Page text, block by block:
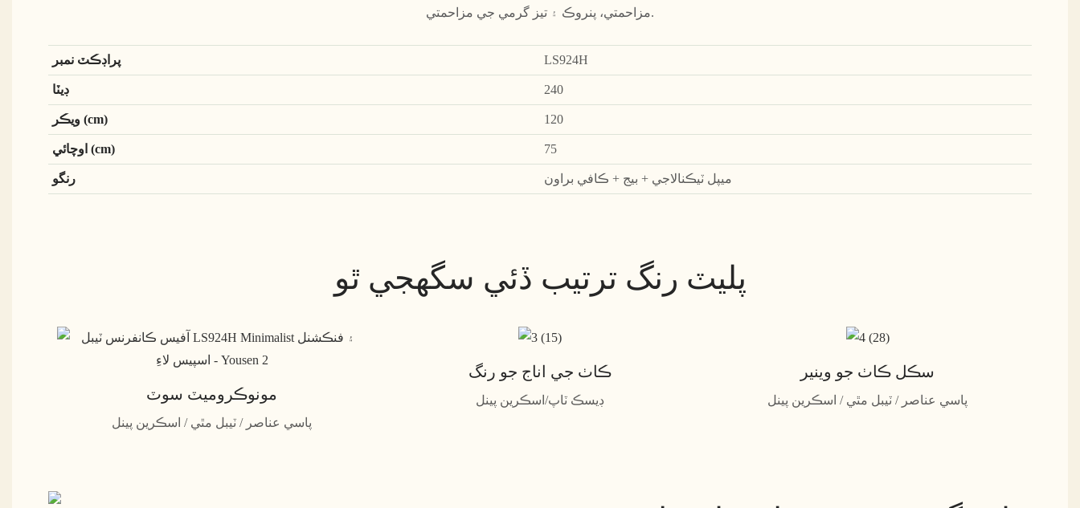
مزاحمتي، پنروڪ ۽ تيز گرمي جي مزاحمتي.
پراڊڪٽ نمبر
LS924H
ڊيٽا
240
ويڪر (cm)
120
اوچائي (cm)
75
رنگو
ميپل ٽيڪنالاجي + بيج + ڪافي براون
پليٽ رنگ ترتيب ڏئي سگهجي ٿو
مونوڪروميٽ سوٽ
پاسي عناصر / ٽيبل مٿي / اسڪرين پينل
ڪاٺ جي اناج جو رنگ
ڊيسڪ ٽاپ/اسڪرين پينل
سڪل ڪاٺ جو وينير
پاسي عناصر / ٽيبل مٿي / اسڪرين پينل